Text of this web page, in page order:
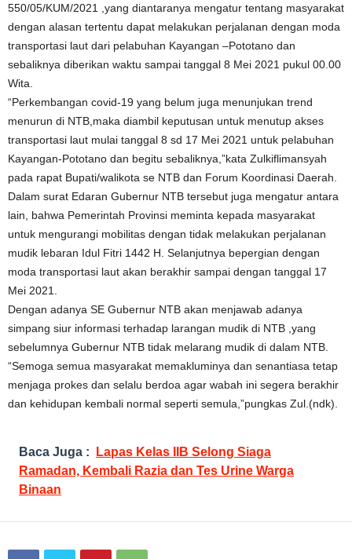
550/05/KUM/2021 ,yang diantaranya mengatur tentang masyarakat
dengan alasan tertentu dapat melakukan perjalanan dengan moda
transportasi laut dari pelabuhan Kayangan –Pototano dan
sebaliknya diberikan waktu sampai tanggal 8 Mei 2021 pukul 00.00
Wita.
“Perkembangan covid-19 yang belum juga menunjukan trend
menurun di NTB,maka diambil keputusan untuk menutup akses
transportasi laut mulai tanggal 8 sd 17 Mei 2021 untuk pelabuhan
Kayangan-Pototano dan begitu sebaliknya,”kata Zulkiflimansyah
pada rapat Bupati/walikota se NTB dan Forum Koordinasi Daerah.
Dalam surat Edaran Gubernur NTB tersebut juga mengatur antara
lain, bahwa Pemerintah Provinsi meminta kepada masyarakat
untuk mengurangi mobilitas dengan tidak melakukan perjalanan
mudik lebaran Idul Fitri 1442 H. Selanjutnya bepergian dengan
moda transportasi laut akan berakhir sampai dengan tanggal 17
Mei 2021.
Dengan adanya SE Gubernur NTB akan menjawab adanya
simpang siur informasi terhadap larangan mudik di NTB ,yang
sebelumnya Gubernur NTB tidak melarang mudik di dalam NTB.
“Semoga semua masyarakat memakluminya dan senantiasa tetap
menjaga prokes dan selalu berdoa agar wabah ini segera berakhir
dan kehidupan kembali normal seperti semula,”pungkas Zul.(ndk).
Baca Juga :
Lapas Kelas IIB Selong Siaga
Ramadan, Kembali Razia dan Tes Urine Warga
Binaan